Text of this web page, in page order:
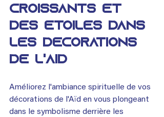
croissants et
des étoiles dans
les décorations
de l'Aïd
Améliorez l'ambiance spirituelle de vos
décorations de l'Aïd en vous plongeant
dans le symbolisme derrière les